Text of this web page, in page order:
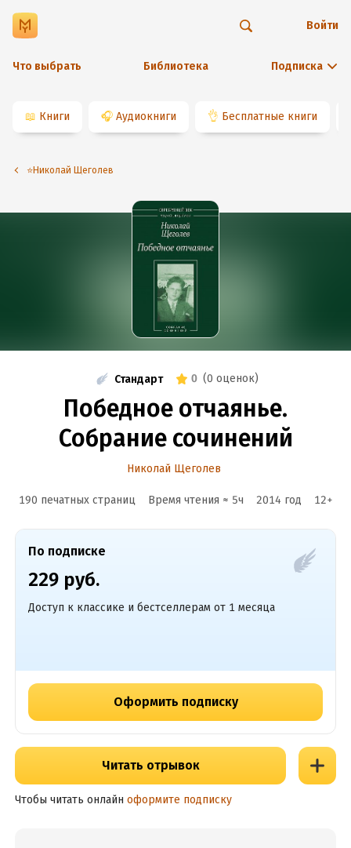
Что выбрать Библиотека Подписка
Войти
📖 Книги 🎧 Аудиокниги 👌 Бесплатные книги
⭐️Николай Щеголев
Стандарт 0 (0 оценок)
Победное отчаянье.
Собрание сочинений
Николай Щеголев
190 печатных страниц Время чтения ≈ 5ч 2014 год 12+
По подписке
229 руб.
Доступ к классике и бестселлерам от 1 месяца
Оформить подписку
Читать отрывок
Чтобы читать онлайн оформите подписку